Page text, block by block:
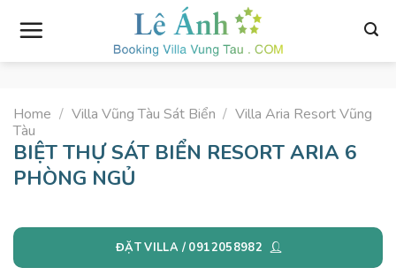
Home / Villa Vũng Tàu Sát Biển / Villa Aria Resort Vũng
Tàu
BIỆT THỰ SÁT BIỂN RESORT ARIA 6
PHÒNG NGỦ
ĐẶT VILLA / 0912058982